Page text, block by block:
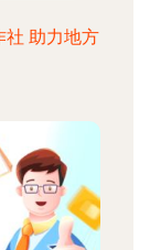
社 助力地方